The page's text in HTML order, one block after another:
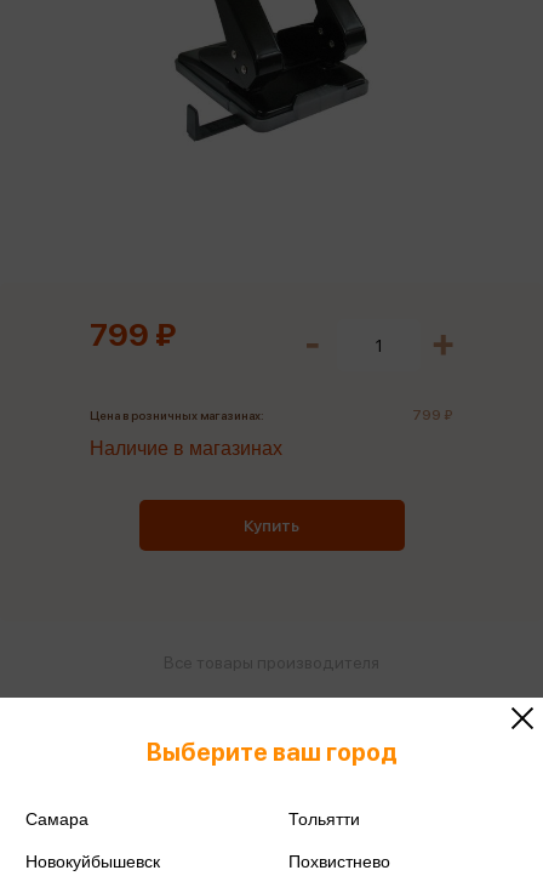
799 ₽
Цена в розничных магазинах: 799 ₽
Наличие в магазинах
Купить
Выберите ваш город
Самара Тольятти
Новокуйбышевск Похвистнево